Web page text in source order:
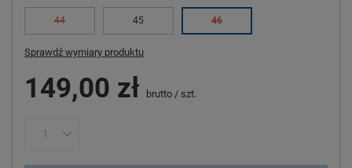
44 45 46
Sprawdź wymiary produktu
149,00 zł brutto / szt.